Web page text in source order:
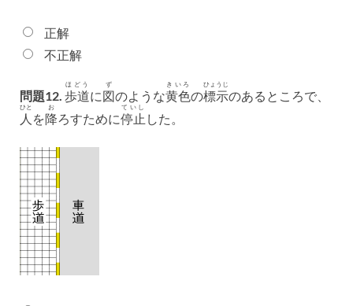
正解
不正解
問題12. 歩道
ほどう
に図
ず
のような黄色
きいろ
の標示
ひょうじ
のあるところで、
人
ひと
を降
お
ろすために停止
ていし
した。